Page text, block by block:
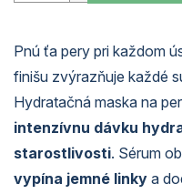
Pnú ťa pery pri každom
finišu zvýrazňuje každé
Hydratačná maska na
intenzívnu dávku
starostlivosti. Sérum
vypína jemné linky a